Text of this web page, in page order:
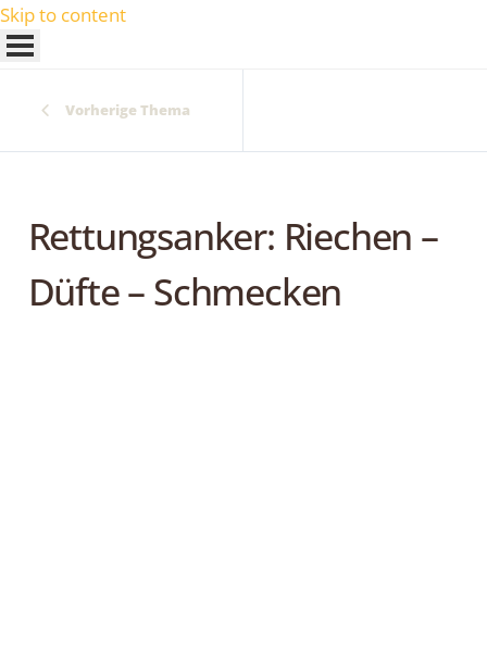
Skip to content
Vorherige Thema
Rettungsanker: Riechen –
Düfte – Schmecken